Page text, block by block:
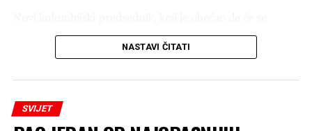
obračunati sa kriminalom i podstaći ekonomski
oporavak, položio je juče zakletvu. Tramp ga je podržao
Stejt department je saopštio da je Trampova
administracija pozdravila Kolumbiju kao novu članicu
NASTAVI ČITATI
SVIJET